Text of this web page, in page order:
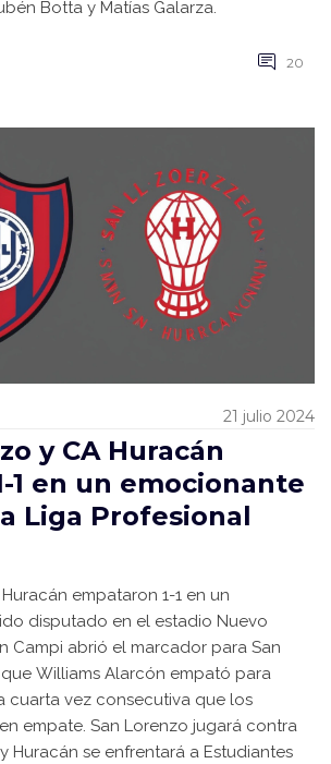
Botta y Matías Galarza.
20
21 julio 2024
y CA Huracán
1 en un emocionante
Liga Profesional
empataron 1-1 en un
disputado en el estadio Nuevo
Campi abrió el marcador para San
Williams Alarcón empató para
cuarta vez consecutiva que los
empate. San Lorenzo jugará contra
Huracán se enfrentará a Estudiantes